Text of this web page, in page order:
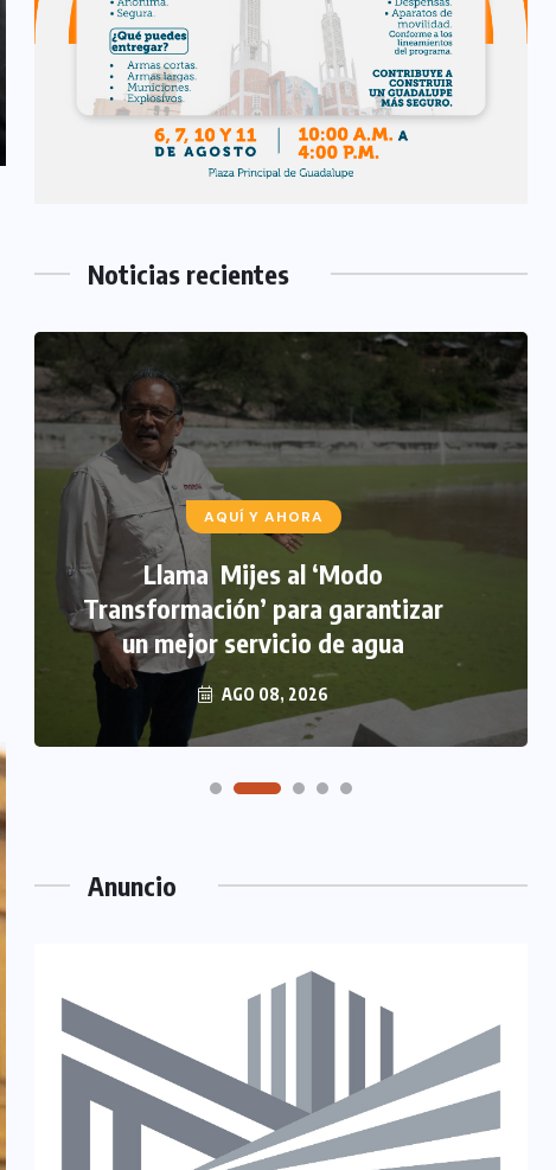
Noticias recientes
AQUÍ Y AHORA
Llama Mijes al ‘Modo
Transformación’ para garantizar
un mejor servicio de agua
AGO 08, 2026
Anuncio